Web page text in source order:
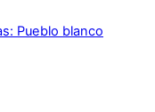
Pueblo blanco